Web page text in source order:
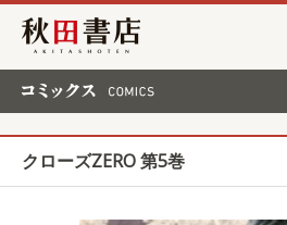
秋田書店
クローズZERO 第5巻